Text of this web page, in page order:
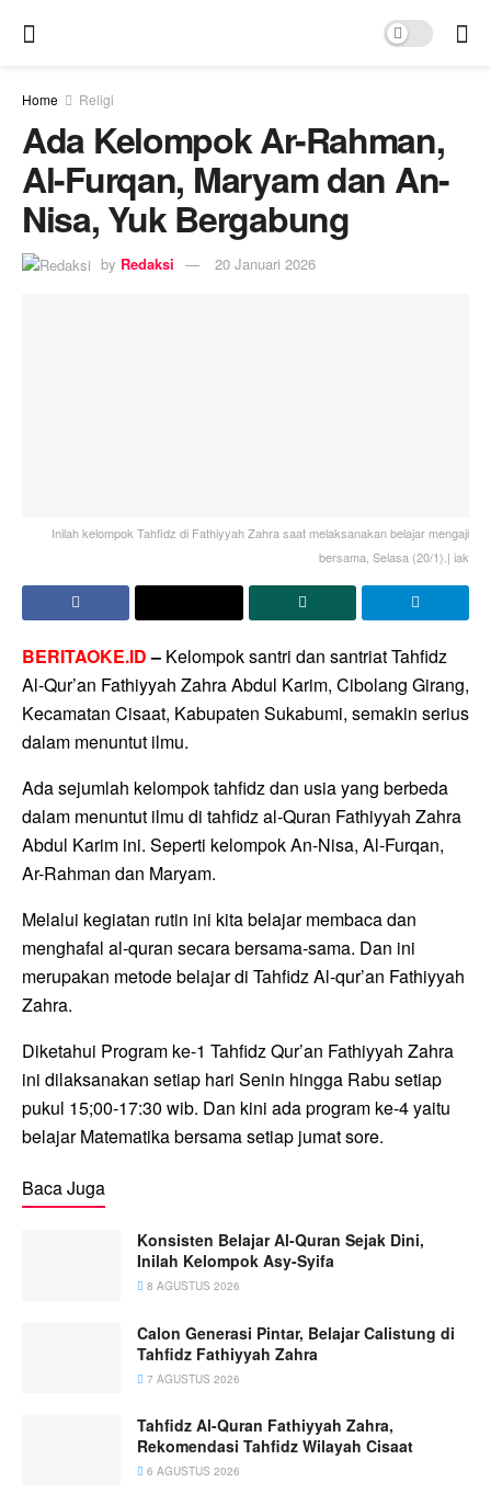
Home Religi
Ada Kelompok Ar-Rahman,
Al-Furqan, Maryam dan An-
Nisa, Yuk Bergabung
by Redaksi 20 Januari 2026
Inilah kelompok Tahfidz di Fathiyyah Zahra saat melaksanakan belajar mengaji
bersama, Selasa (20/1).| iak
BERITAOKE.ID– Kelompok santri dan santriat Tahfidz
Al-Qur’an Fathiyyah Zahra Abdul Karim, Cibolang Girang,
Kecamatan Cisaat, Kabupaten Sukabumi, semakin serius
dalam menuntut ilmu.
Ada sejumlah kelompok tahfidz dan usia yang berbeda
dalam menuntut ilmu di tahfidz al-Quran Fathiyyah Zahra
Abdul Karim ini. Seperti kelompok An-Nisa, Al-Furqan,
Ar-Rahman dan Maryam.
Melalui kegiatan rutin ini kita belajar membaca dan
menghafal al-quran secara bersama-sama. Dan ini
merupakan metode belajar di Tahfidz Al-qur’an Fathiyyah
Zahra.
Diketahui Program ke-1 Tahfidz Qur’an Fathiyyah Zahra
ini dilaksanakan setiap hari Senin hingga Rabu setiap
pukul 15;00-17:30 wib. Dan kini ada program ke-4 yaitu
belajar Matematika bersama setiap jumat sore.
Baca Juga
Konsisten Belajar Al-Quran Sejak Dini,
Inilah Kelompok Asy-Syifa
8 AGUSTUS 2026
Calon Generasi Pintar, Belajar Calistung di
Tahfidz Fathiyyah Zahra
7 AGUSTUS 2026
Tahfidz Al-Quran Fathiyyah Zahra,
Rekomendasi Tahfidz Wilayah Cisaat
6 AGUSTUS 2026